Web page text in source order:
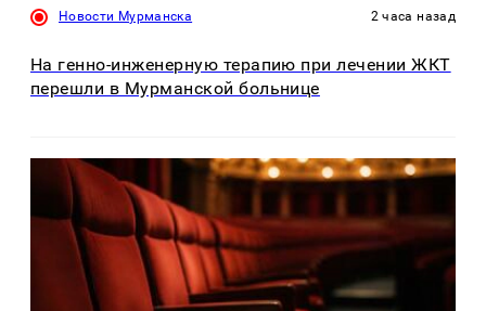
Новости Мурманска 2 часа назад
На генно-инженерную терапию при лечении ЖКТ
перешли в Мурманской больнице